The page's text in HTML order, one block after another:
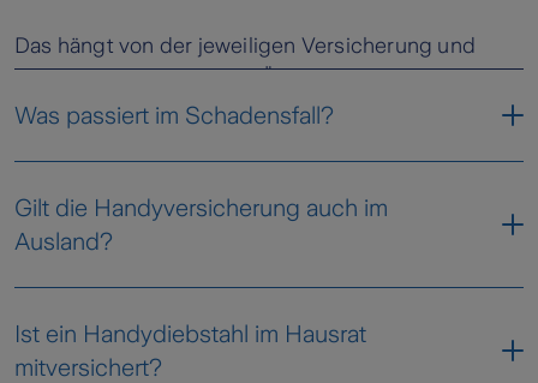
Das hängt von der jeweiligen Versicherung und
beschädigten Geräten die Reparaturkosten
zur Verfügung gestellt.
Was passiert im Schadensfall?
Gilt die Handyversicherung auch im
Ausland?
Ist ein Handydiebstahl im Hausrat
mitversichert?